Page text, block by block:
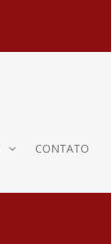
CONTATO